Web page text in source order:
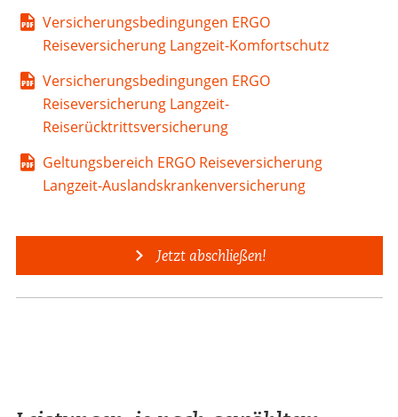
Versicherungsbedingungen ERGO
Reiseversicherung Langzeit-Komfortschutz
Versicherungsbedingungen ERGO
Reiseversicherung Langzeit-
Reiserücktrittsversicherung
Geltungsbereich ERGO Reiseversicherung
Langzeit-Auslandskrankenversicherung
Jetzt abschließen!